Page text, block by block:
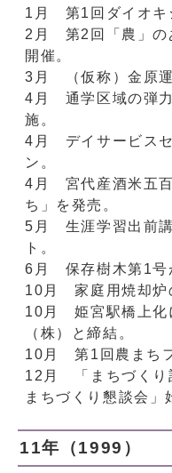
1月 第1回ダイオキ
2月 第2回「農」の
開催。
3月 （仮称）金原運
4月 通学区域の弾
施。
4月 デイサービス
ン。
4月 宮代産酒米五
ち」を発売。
5月 生涯学習出前
ト。
6月 保存樹木第1号
10月 家庭用焼却炉
10月 姫宮駅橋上化
（株）と締結。
10月 第1回農まち
12月 「まちづくり
まちづくり懇談会」
11年（1999）